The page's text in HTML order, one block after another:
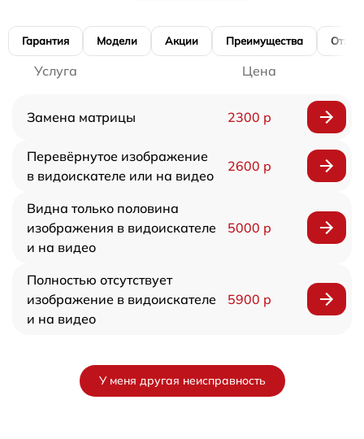
Гарантия Модели Акции Преимущества
Услуга Цена
Замена матрицы 2300 р
Перевёрнутое изображение
в видоискателе или на видео
2600 р
Видна только половина
изображения в видоискателе
и на видео
5000 р
Полностью отсутствует
изображение в видоискателе
и на видео
5900 р
У меня другая неисправность